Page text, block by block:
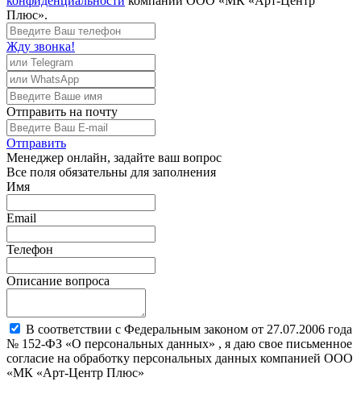
Плюс».
Жду звонка!
Отправить на почту
Отправить
Менеджер онлайн, задайте ваш вопрос
Все поля обязательны для заполнения
Имя
Email
Телефон
Описание вопроса
В соответствии с Федеральным законом от 27.07.2006 года
№ 152-ФЗ «О персональных данных» , я даю свое письменное
согласие на обработку персональных данных компанией ООО
«МК «Арт-Центр Плюс»